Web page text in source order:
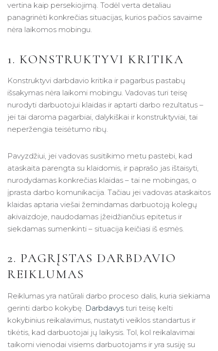
vertina kaip persekiojimą. Todėl verta detaliau
panagrinėti konkrečias situacijas, kurios pačios savaime
nėra laikomos mobingu.
1. KONSTRUKTYVI KRITIKA
Konstruktyvi darbdavio kritika ir pagarbus pastabų
išsakymas nėra laikomi mobingu. Vadovas turi teisę
nurodyti darbuotojui klaidas ir aptarti darbo rezultatus –
jei tai daroma pagarbiai, dalykiškai ir konstruktyviai, tai
neperžengia teisėtumo ribų.
Pavyzdžiui, jei vadovas susitikimo metu pastebi, kad
ataskaita parengta su klaidomis, ir paprašo jas ištaisyti,
nurodydamas konkrečias klaidas – tai ne mobingas, o
įprasta darbo komunikacija. Tačiau jei vadovas ataskaitos
klaidas aptaria viešai žemindamas darbuotoją kolegų
akivaizdoje, naudodamas įžeidžiančius epitetus ir
siekdamas sumenkinti – situacija keičiasi iš esmės.
2. PAGRĮSTAS DARBDAVIO
REIKLUMAS
Reiklumas yra natūrali darbo proceso dalis, kuria siekiama
gerinti darbo kokybę. Darbdavys turi teisę kelti
kokybinius reikalavimus, nustatyti veiklos standartus ir
tikėtis, kad darbuotojai jų laikysis. Tol, kol reikalavimai
taikomi vienodai visiems darbuotojams ir yra susiję su